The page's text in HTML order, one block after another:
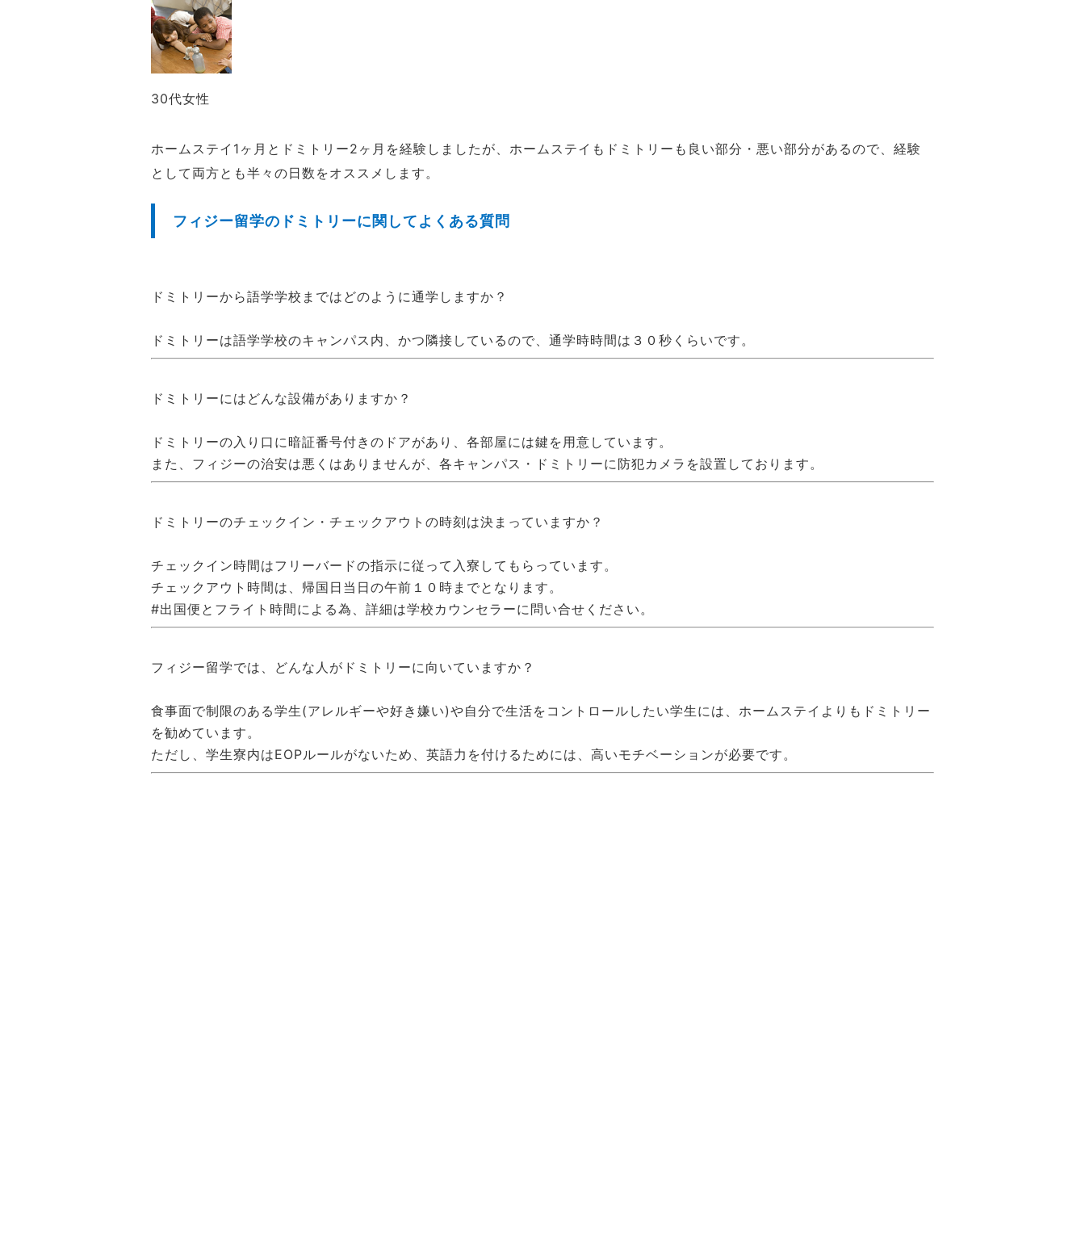
30代女性
ホームステイ1ヶ月とドミトリー2ヶ月を経験しましたが、ホームステイもドミトリーも良い部分・悪い部分があるので、経験
として両方とも半々の日数をオススメします。
フィジー留学のドミトリーに関してよくある質問
ドミトリーから語学学校まではどのように通学しますか？
ドミトリーは語学学校のキャンパス内、かつ隣接しているので、通学時時間は３０秒くらいです。
ドミトリーにはどんな設備がありますか？
ドミトリーの入り口に暗証番号付きのドアがあり、各部屋には鍵を用意しています。
また、フィジーの治安は悪くはありませんが、各キャンパス・ドミトリーに防犯カメラを設置しております。
ドミトリーのチェックイン・チェックアウトの時刻は決まっていますか？
チェックイン時間はフリーバードの指示に従って入寮してもらっています。
チェックアウト時間は、帰国日当日の午前１０時までとなります。
#出国便とフライト時間による為、詳細は学校カウンセラーに問い合せください。
フィジー留学では、どんな人がドミトリーに向いていますか？
食事面で制限のある学生(アレルギーや好き嫌い)や自分で生活をコントロールしたい学生には、ホームステイよりもドミトリー
を勧めています。
ただし、学生寮内はEOPルールがないため、英語力を付けるためには、高いモチベーションが必要です。